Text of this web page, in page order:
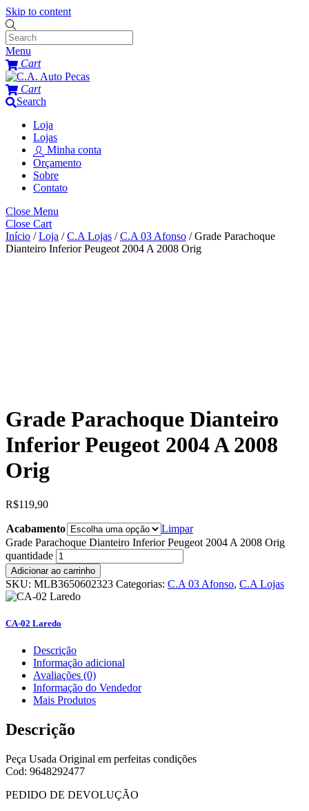
Skip to content
Menu
Cart
Cart
Search
Loja
Lojas
Minha conta
Orçamento
Sobre
Contato
Close Menu
Close Cart
Início /Loja /C.A Lojas /C.A 03 Afonso / Grade Parachoque
Dianteiro Inferior Peugeot 2004 A 2008 Orig
Grade Parachoque Dianteiro
Inferior Peugeot 2004 A 2008
Orig
R$119,90
Acabamento
Limpar
Grade Parachoque Dianteiro Inferior Peugeot 2004 A 2008 Orig
quantidade
Adicionar ao carrinho
SKU: MLB3650602323 Categorias: C.A 03 Afonso, C.A Lojas
CA-02 Laredo
Descrição
Informação adicional
Avaliações (0)
Informação do Vendedor
Mais Produtos
Descrição
Peça Usada Original em perfeitas condições
Cod: 9648292477
PEDIDO DE DEVOLUÇÃO